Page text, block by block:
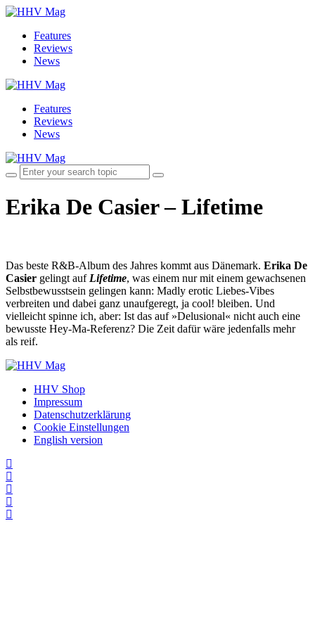
Features
Reviews
News
Features
Reviews
News
Erika De Casier – Lifetime
Das beste R&B-Album des Jahres kommt aus Dänemark. Erika De
Casier gelingt auf Lifetime, was einem nur mit einem gewachsenen
Selbstbewusstsein gelingen kann: Madly erotic Liebes-Vibes
verbreiten und dabei ganz unaufgeregt, ja cool! bleiben. Und
vielleicht spinne ich, aber: Ist das auf »Delusional« nicht auch eine
bewusste Hey-Ma-Referenz? Die Zeit dafür wäre jedenfalls mehr
als reif.
HHV Shop
Impressum
Datenschutzerklärung
Cookie Einstellungen
English version